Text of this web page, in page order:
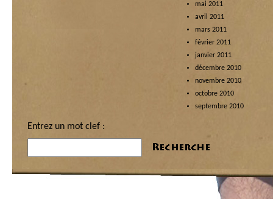
mai 2011
avril 2011
mars 2011
février 2011
janvier 2011
décembre 2010
novembre 2010
octobre 2010
septembre 2010
Entrez un mot clef :